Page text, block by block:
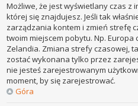
Możliwe, że jest wyświetlany czas z
której się znajdujesz. Jeśli tak
zarządzania kontem i zmień strefę
twoim miejscem pobytu. Np. Europa
Zelandia. Zmiana strefy czasowej,
zostać wykonana tylko przez
nie jesteś zarejestrowanym
moment, by się zarejestrować.
Góra